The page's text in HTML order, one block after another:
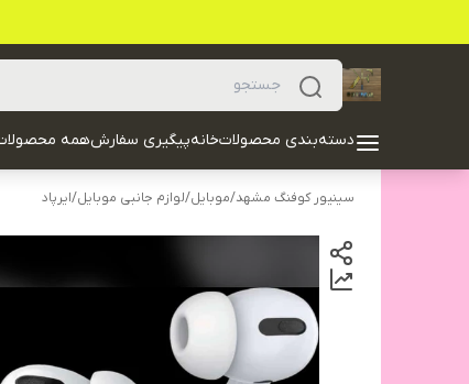
دسته‌بندی محصولاتخانهپیگیری سفارشهمه
سینیور کوفنگ مشهد/موبایل/لوازم جانبی موبایل/ایرپاد